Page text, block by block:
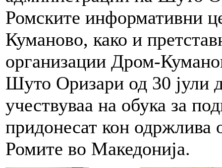
Ромските информативни
Куманово, како и
организации Дром-
Шуто Оризари од 30 јули
учествуваа на oбука за
придонесат кон одржлива
Ромите во Македонија.